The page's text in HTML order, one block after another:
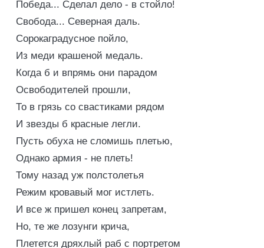
Победа... Сделал дело - в стойло!
Свобода... Северная даль.
Сорокаградусное пойло,
Из меди крашеной медаль.
Когда б и впрямь они парадом
Освободителей прошли,
То в грязь со свастиками рядом
И звезды б красные легли.
Пусть обуха не сломишь плетью,
Однако армия - не плеть!
Тому назад уж полстолетья
Режим кровавый мог истлеть.
И все ж пришел конец запретам,
Но, те же лозунги крича,
Плетется дряхлый раб с портретом